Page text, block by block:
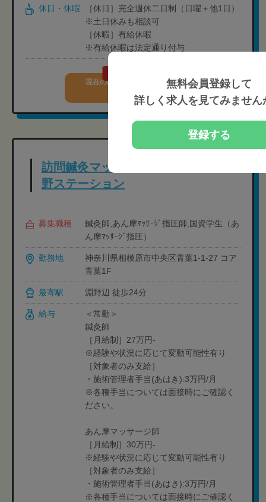
休日・休暇
［休日］完全週休二日制（日曜＋他1日）
※土日休みも相談可
［休暇］有給休暇
※有給休暇は法定通り付与
現在の募集要項を確認する
訪問鍼灸マッサージKEiROW相模大
野ステーション
募集職種
鍼灸師,あん摩ﾏｯｻｰｼﾞ指圧師,国資学生（あ
ん摩ﾏｯｻｰｼﾞ指圧）
勤務地
神奈川県相模原市中央区青葉1-1-27 コア
青葉1F
最寄駅 淵野辺 徒歩24分
給与
＜常勤＞
鍼灸師
［月給制］27万円-
※経験や状況に応じて変動可能性有り
［対象者のみ支給］
・施術管理者手当(あはき):3万円/月
※各種手当については面接時にご確認く
ださい。
あん摩マッサージ師
［月給制］30万円-
※経験や状況に応じて変動可能性有り
［対象者のみ支給］
・施術管理者手当(あはき):3万円/月
※各種手当については面接時にご確認く
無料会員登録して
詳しく求人を見てみません
登録する